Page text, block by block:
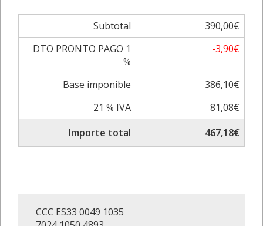
Subtotal
390,00€
DTO PRONTO PAGO 1
%
-3,90€
Base imponible
386,10€
21 % IVA
81,08€
Importe total
467,18€
CCC ES33 0049 1035